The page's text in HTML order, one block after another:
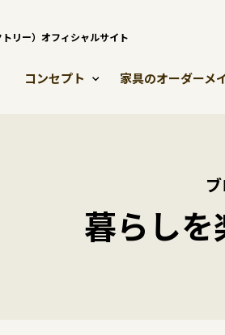
リー）オフィシャルサイト
コンセプト 家具のオーダーメ
暮らしを